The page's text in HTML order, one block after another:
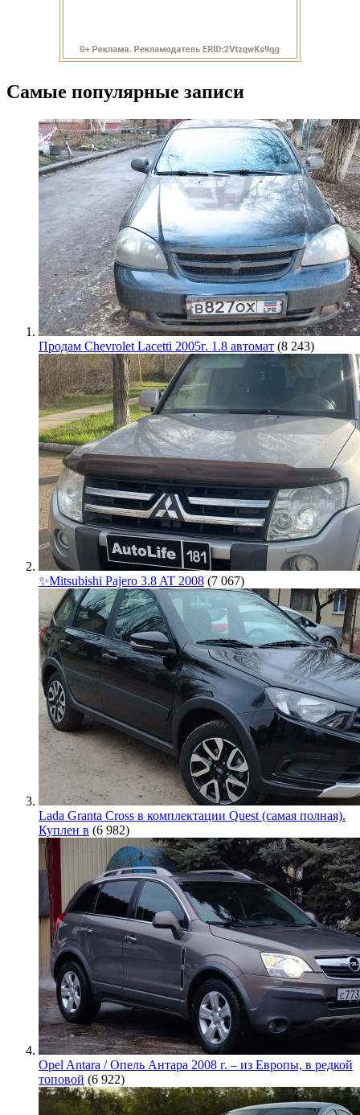
Самые популярные записи
Продам Chevrolet Lacetti 2005г. 1.8 автомат (8 243)
✨Mitsubishi Pajero 3.8 AT 2008 (7 067)
Lada Granta Cross в комплектации Quest (самая полная).
Куплен в (6 982)
Opel Antara / Опель Антара 2008 г. – из Европы, в редкой
топовой (6 922)